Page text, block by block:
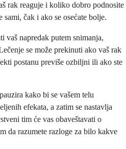
rak reaguje i koliko dobro podnosite
čak i ako se osećate bolje.
vaš napredak putem snimanja,
se može prekinuti ako vaš rak
postanu previše ozbiljni ili ako ste
kako bi se vašem telu
efekata, a zatim se nastavlja
tim će vas obaveštavati o
da razumete razloge za bilo kakve